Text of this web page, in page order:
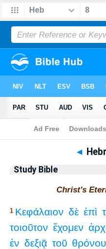
Bible> Study Bible
◄
Study Bible
Christ's
1 Κεφάλαιον δὲ ἐπὶ
τοιοῦτον ἔχομεν
ἐν δεξιᾷ τοῦ θρόνου